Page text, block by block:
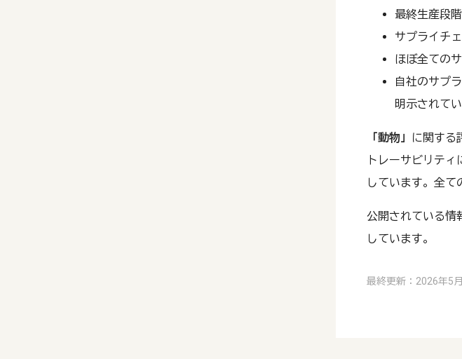
最終生産段
サプライチ
ほぼ全ての
自社のサプ
明示されてい
「動物」
に関する
トレーサビリテ
しています。全て
公開されている情
しています。
最終更新：2026年5月